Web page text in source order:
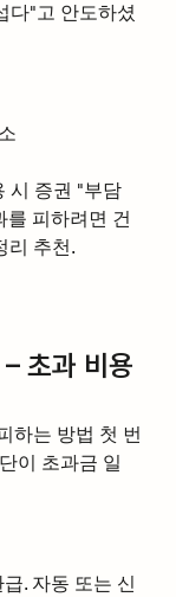
다"고 안도하셨
시 증권 "부담
를 피하려면 건
리 추천.
초과 비용
하는 방법 첫 번
이 초과금 일
. 자동 또는 신